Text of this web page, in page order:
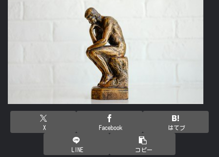
X Facebook はてブ
LINE コピー